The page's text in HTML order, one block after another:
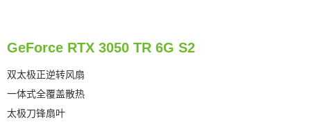
GeForce RTX 3050 TR 6G S2
双太极正逆转风扇
一体式全覆盖散热
太极刀锋扇叶